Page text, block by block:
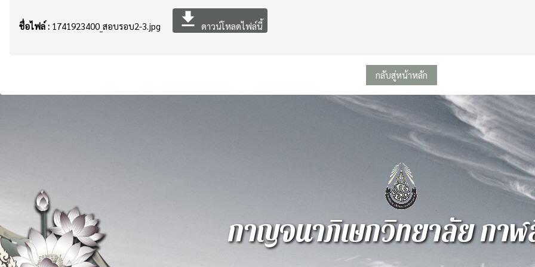
ชื่อไฟล์ : 1741923400_สอบรอบ2-3.jpg file_download ดาวน์โหลดไฟล์นี้
กลับสู่หน้าหลัก
กาญจนาภิเษกวิทยาลัย กา